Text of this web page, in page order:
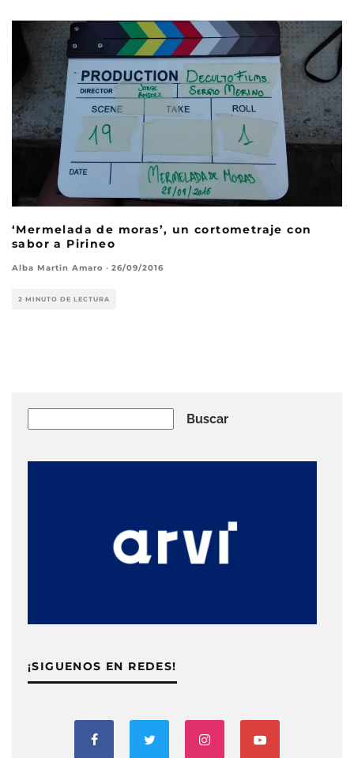
‘Mermelada de moras’, un cortometraje con
sabor a Pirineo
Alba Martin Amaro · 26/09/2016
2 MINUTO DE LECTURA
Buscar
¡SIGUENOS EN REDES!